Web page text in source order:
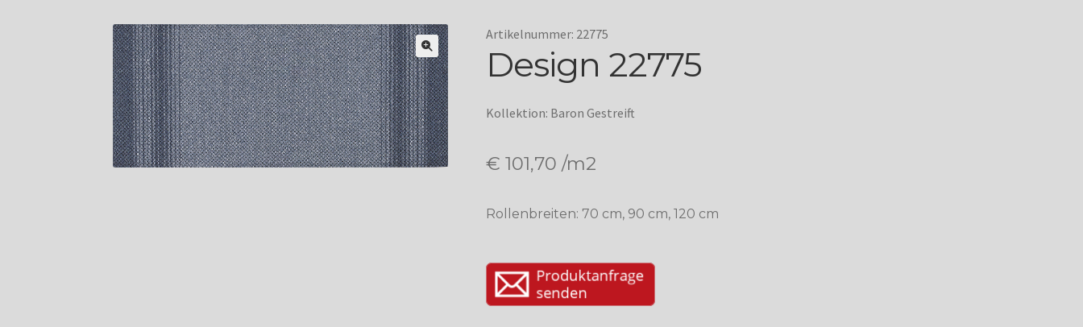
Artikelnummer: 22775
Design 22775
Kollektion: Baron Gestreift
€ 101,70 /m2
Rollenbreiten: 70 cm, 90 cm, 120 cm